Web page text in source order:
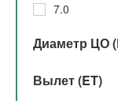
7.0
Диаметр ЦО
106.1
Вылет (ET)